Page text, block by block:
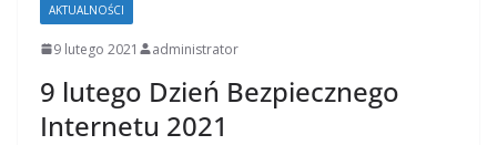
AKTUALNOŚCI
9 lutego 2021 administrator
9 lutego Dzień Bezpiecznego
Internetu 2021